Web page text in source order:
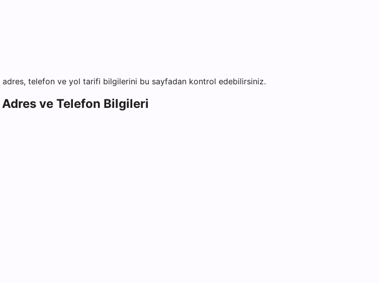
adres, telefon ve yol tarifi bilgilerini bu sayfadan kontrol edebilirsiniz.
Adres ve Telefon Bilgileri